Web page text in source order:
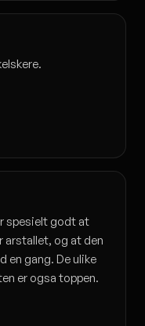
spesielt godt at
arstallet, og at den
en gang. De ulike
er ogsa toppen.